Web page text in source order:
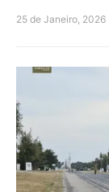
25 de Janeiro, 2026